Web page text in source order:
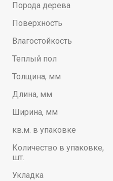
Порода дерева
Поверхность
Влагостойкость
Теплый пол
Толщина, мм
Длина, мм
Ширина, мм
кв.м. в упаковке
Количество в упаковке,
шт.
Укладка